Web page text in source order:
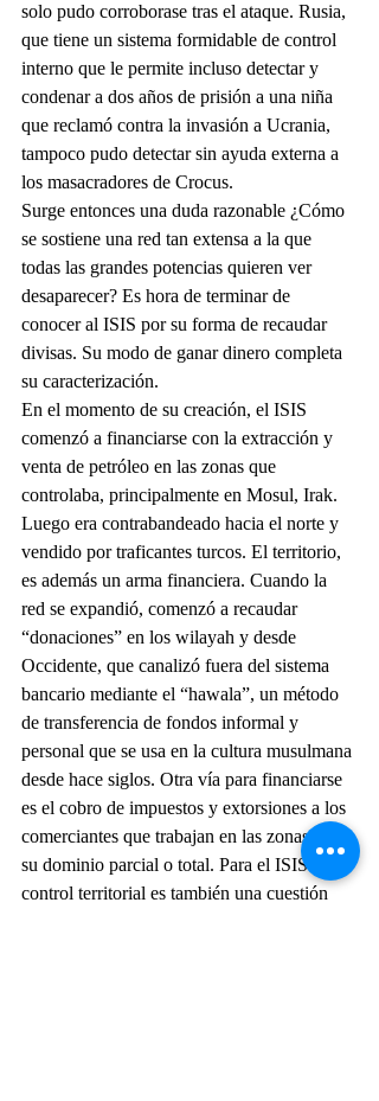
solo pudo corroborase tras el ataque. Rusia,
que tiene un sistema formidable de control
interno que le permite incluso detectar y
condenar a dos años de prisión a una niña
que reclamó contra la invasión a Ucrania,
tampoco pudo detectar sin ayuda externa a
los masacradores de Crocus.
Surge entonces una duda razonable ¿Cómo
se sostiene una red tan extensa a la que
todas las grandes potencias quieren ver
desaparecer? Es hora de terminar de
conocer al ISIS por su forma de recaudar
divisas. Su modo de ganar dinero completa
su caracterización.
En el momento de su creación, el ISIS
comenzó a financiarse con la extracción y
venta de petróleo en las zonas que
controlaba, principalmente en Mosul, Irak.
Luego era contrabandeado hacia el norte y
vendido por traficantes turcos. El territorio,
es además un arma financiera. Cuando la
red se expandió, comenzó a recaudar
“donaciones” en los wilayah y desde
Occidente, que canalizó fuera del sistema
bancario mediante el “hawala”, un método
de transferencia de fondos informal y
personal que se usa en la cultura musulmana
desde hace siglos. Otra vía para financiarse
es el cobro de impuestos y extorsiones a los
comerciantes que trabajan en las zonas bajo
su dominio parcial o total. Para el ISIS el
control territorial es también una cuestión